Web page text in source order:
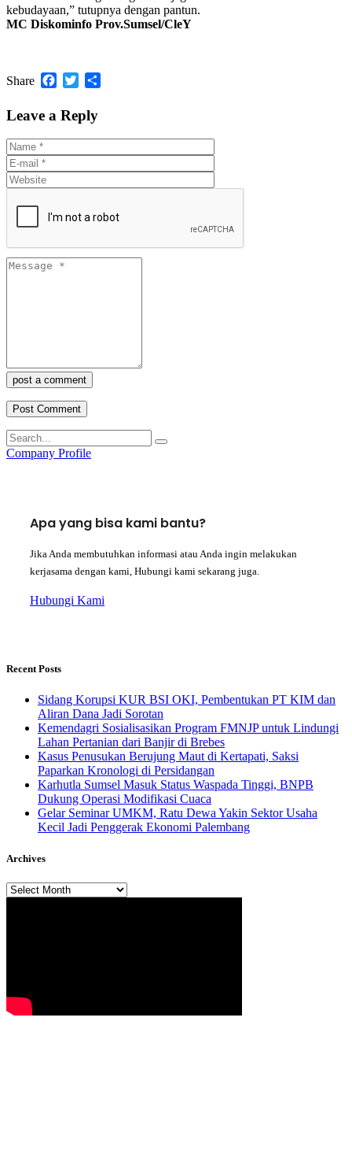
kebudayaan,” tutupnya dengan pantun.
MC Diskominfo Prov.Sumsel/CleY
Share Facebook
Twitter
Leave a Reply
post a comment
Company Profile
Apa yang bisa kami bantu?
Jika Anda membutuhkan informasi atau Anda ingin melakukan
kerjasama dengan kami, Hubungi kami sekarang juga.
Hubungi Kami
Recent Posts
Sidang Korupsi KUR BSI OKI, Pembentukan PT KIM dan
Aliran Dana Jadi Sorotan
Kemendagri Sosialisasikan Program FMNJP untuk Lindungi
Lahan Pertanian dari Banjir di Brebes
Kasus Penusukan Berujung Maut di Kertapati, Saksi
Paparkan Kronologi di Persidangan
Karhutla Sumsel Masuk Status Waspada Tinggi, BNPB
Dukung Operasi Modifikasi Cuaca
Gelar Seminar UMKM, Ratu Dewa Yakin Sektor Usaha
Kecil Jadi Penggerak Ekonomi Palembang
Archives
Archives